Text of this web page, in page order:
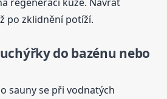
po zklidnění potíží.
do bazénu nebo
sauny se při vodnatých